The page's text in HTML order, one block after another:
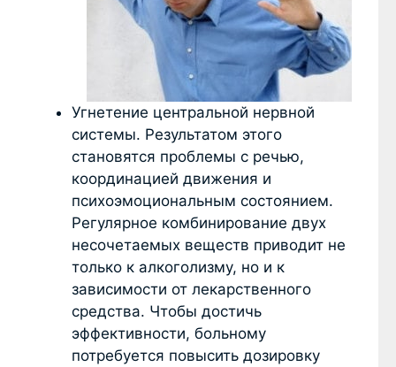
Угнетение центральной нервной
системы. Результатом этого
становятся проблемы с речью,
координацией движения и
психоэмоциональным состоянием.
Регулярное комбинирование двух
несочетаемых веществ приводит не
только к алкоголизму, но и к
зависимости от лекарственного
средства. Чтобы достичь
эффективности, больному
потребуется повысить дозировку